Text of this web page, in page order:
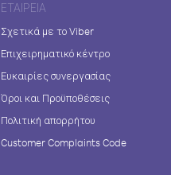
ΕΤΑΙΡΕΊΑ
Σχετικά με το Viber
Επιχειρηματικό κέντρο
Ευκαιρίες συνεργασίας
Όροι και Προϋποθέσεις
Πολιτική απορρήτου
Customer Complaints Code